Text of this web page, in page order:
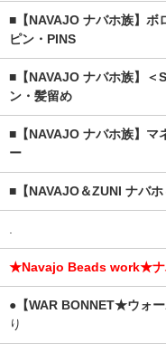
■【NAVAJO ナバホ族】ボ
ピン・PINS
■【NAVAJO ナバホ族】＜
ン・髪留め
■【NAVAJO ナバホ族】マ
ー
■【NAVAJO＆ZUNI ナバ
.
★Navajo Beads work★ナ
●【WAR BONNET★ウォー
り